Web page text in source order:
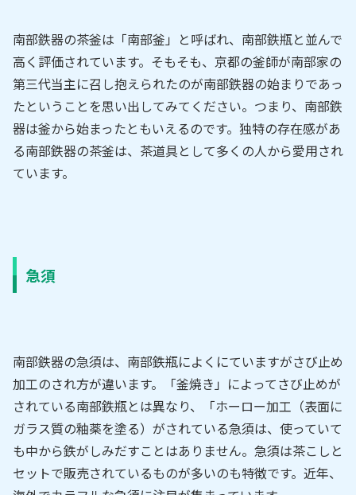
南部鉄器の茶釜は「南部釜」と呼ばれ、南部鉄瓶と並んで
高く評価されています。そもそも、京都の釜師が南部家の
第三代当主に召し抱えられたのが南部鉄器の始まりであっ
たということを思い出してみてください。つまり、南部鉄
器は釜から始まったともいえるのです。独特の存在感があ
る南部鉄器の茶釜は、茶道具として多くの人から愛用され
ています。
急須
南部鉄器の急須は、南部鉄瓶によくにていますがさび止め
加工のされ方が違います。「釜焼き」によってさび止めが
されている南部鉄瓶とは異なり、「ホーロー加工（表面に
ガラス質の釉薬を塗る）がされている急須は、使っていて
も中から鉄がしみだすことはありません。急須は茶こしと
セットで販売されているものが多いのも特徴です。近年、